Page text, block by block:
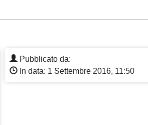
Pubblicato da:
In data: 1 Settembre 2016, 11:50